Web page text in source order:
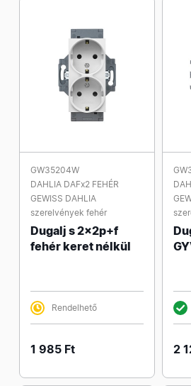
GW35204W
DAHLIA DAFx2 FEHÉR
GEWISS DAHLIA
szerelvények fehér
Dugalj s 2x2p+f
fehér keret nélkül
Rendelhető
1 985 Ft 2